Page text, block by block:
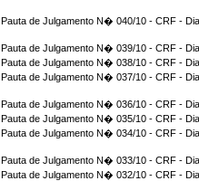
Pauta de Julgamento N� 040/10 - CRF -
Pauta de Julgamento N� 039/10 - CRF -
Pauta de Julgamento N� 038/10 - CRF -
Pauta de Julgamento N� 037/10 - CRF -
Pauta de Julgamento N� 036/10 - CRF -
Pauta de Julgamento N� 035/10 - CRF -
Pauta de Julgamento N� 034/10 - CRF -
Pauta de Julgamento N� 033/10 - CRF -
Pauta de Julgamento N� 032/10 - CRF -